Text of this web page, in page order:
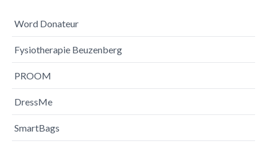
Word Donateur
Fysiotherapie Beuzenberg
PROOM
DressMe
SmartBags